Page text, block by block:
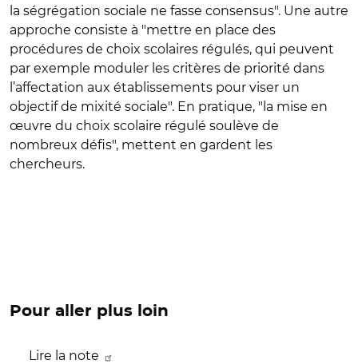
la ségrégation sociale ne fasse consensus". Une autre
approche consiste à "mettre en place des
procédures de choix scolaires régulés, qui peuvent
par exemple moduler les critères de priorité dans
l’affectation aux établissements pour viser un
objectif de mixité sociale". En pratique, "la mise en
œuvre du choix scolaire régulé soulève de
nombreux défis", mettent en gardent les
chercheurs.
Pour aller plus loin
Lire la note